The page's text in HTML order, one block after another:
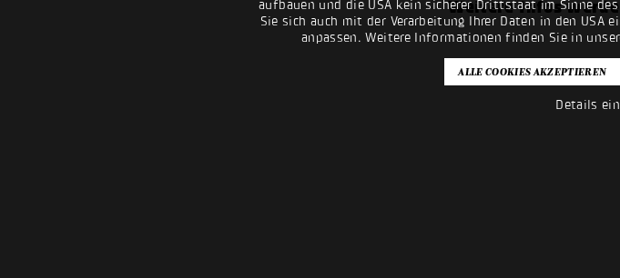
aufbauen und die USA kein sicherer Drittstaat im Sinne
Sie sich auch mit der Verarbeitung Ihrer Daten in den
anpassen. Weitere Informationen finden Sie in
Details
Weitere Infos